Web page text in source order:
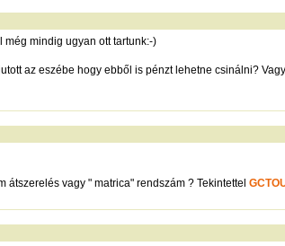
még mindig ugyan ott tartunk:-)
az eszébe hogy ebből is pénzt lehetne csinálni?
vagy " matrica" rendszám ? Tekintettel